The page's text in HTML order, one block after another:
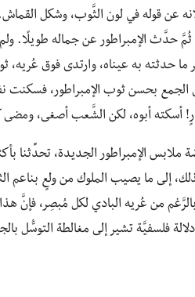
عن قوله في لون الثَّوب، وشكل
ثُمَّ حدَّث الإمبراطور عن جماله طويلًا. ولم
ما حدثته به عيناه، وارتدى فوق
الجمع بحسن ثوب الإمبراطور، فسكنت
أسكته أبوه، لكن الشَّعب أصغى، ومضى
ملابس الإمبراطور الجديدة، تحدِّثنا
إلى ما يصيب الملوك من ولعٍ بناعم
من عُريه البادي لكل مُبصِر، فإنَّ
فلسفيَّة تشير إلى مغالطة التوسُّل